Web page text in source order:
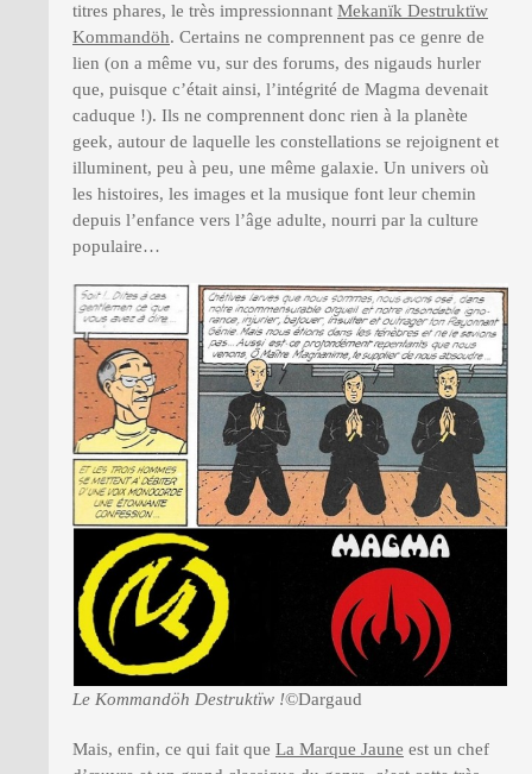
titres phares, le très impressionnant Mekanïk Destruktïw
Kommandöh. Certains ne comprennent pas ce genre de
lien (on a même vu, sur des forums, des nigauds hurler
que, puisque c’était ainsi, l’intégrité de Magma devenait
caduque !). Ils ne comprennent donc rien à la planète
geek, autour de laquelle les constellations se rejoignent et
illuminent, peu à peu, une même galaxie. Un univers où
les histoires, les images et la musique font leur chemin
depuis l’enfance vers l’âge adulte, nourri par la culture
populaire…
Le Kommandöh Destruktïw !©Dargaud
Mais, enfin, ce qui fait que La Marque Jaune est un chef